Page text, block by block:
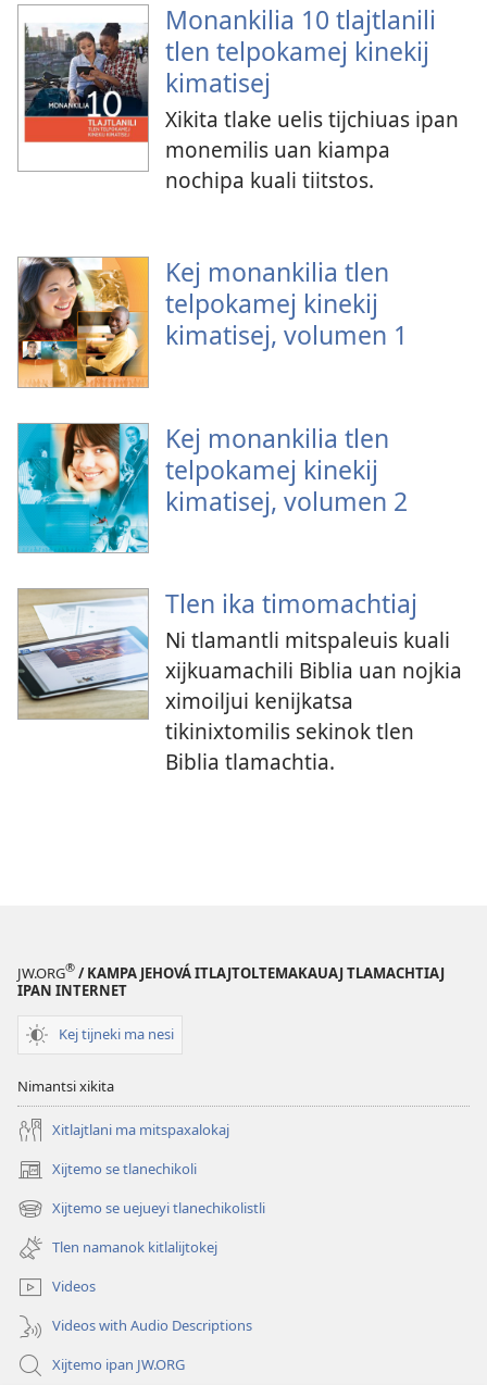
Monankilia 10 tlajtlanili
tlen telpokamej kinekij
kimatisej
Xikita tlake uelis tijchiuas ipan
monemilis uan kiampa
nochipa kuali tiitstos.
Kej monankilia tlen
telpokamej kinekij
kimatisej, volumen 1
Kej monankilia tlen
telpokamej kinekij
kimatisej, volumen 2
Tlen ika timomachtiaj
Ni tlamantli mitspaleuis kuali
xijkuamachili Biblia uan nojkia
ximoiljui kenijkatsa
tikinixtomilis sekinok tlen
Biblia tlamachtia.
JW.ORG® / KAMPA JEHOVÁ ITLAJTOLTEMAKAUAJ TLAMACHTIAJ
IPAN INTERNET
Kej tijneki ma nesi
Nimantsi xikita
Xitlajtlani ma mitspaxalokaj
Xijtemo se tlanechikoli
(opens
new
window)
Xijtemo se uejueyi tlanechikolistli
(opens
new
window)
Tlen namanok kitlalijtokej
Videos
Videos with Audio Descriptions
Xijtemo ipan JW.ORG